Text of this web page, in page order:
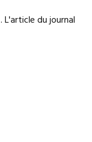
. L'article du journal